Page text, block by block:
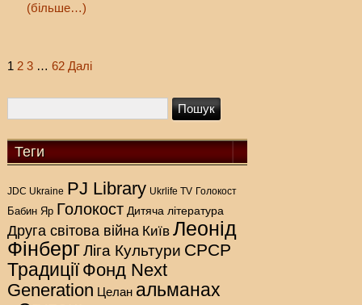
(більше…)
Posts
pagination
1 2 3 … 62 Далі
Теги
JDC Ukraine PJ Library Ukrlife TV Голокост
Бабин Яр Голокост Дитяча література
Друга світова війна Київ Леонід
Фінберг Ліга Культури СРСР
ТрадиціїФонд Next
Generation Целан альманах